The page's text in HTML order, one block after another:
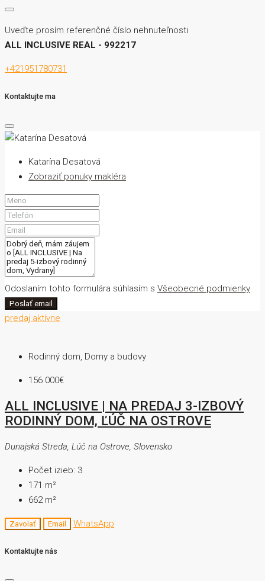
Uveďte prosím referenčné číslo nehnuteľnosti
ALL INCLUSIVE REAL - 992217
+421951780731
Kontaktujte ma
Katarína Desatová
Zobraziť ponuky makléra
Odoslaním tohto formulára súhlasím s Všeobecné podmienky
Poslať email
predaj aktívne
Rodinný dom, Domy a budovy
156 000€
ALL INCLUSIVE | NA PREDAJ 3-IZBOVÝ
RODINNÝ DOM, ĽÚČ NA OSTROVE
Dunajská Streda, Lúč na Ostrove, Slovensko
Počet izieb: 3
171 m²
662m²
Zavolať Email WhatsApp
Kontaktujte nás